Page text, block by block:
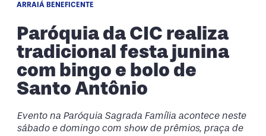
ARRAIÁ BENEFICENTE
Paróquia da CIC realiza
tradicional festa junina
com bingo e bolo de
Santo Antônio
Evento na Paróquia Sagrada Família acontece neste
sábado e domingo com show de prêmios, praça de